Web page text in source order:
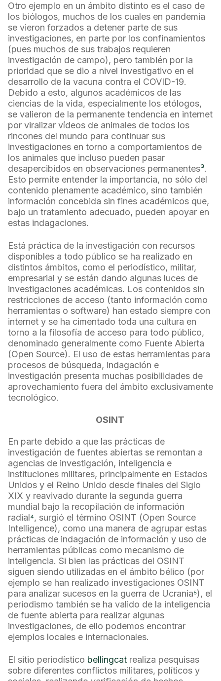
Otro ejemplo en un ámbito distinto es el caso de
los biólogos, muchos de los cuales en pandemia
se vieron forzados a detener parte de sus
investigaciones, en parte por los confinamientos
(pues muchos de sus trabajos requieren
investigación de campo), pero también por la
prioridad que se dio a nivel investigativo en el
desarrollo de la vacuna contra el COVID-19.
Debido a esto, algunos académicos de las
ciencias de la vida, especialmente los etólogos,
se valieron de la permanente tendencia en internet
por viralizar vídeos de animales de todos los
rincones del mundo para continuar sus
investigaciones en torno a comportamientos de
los animales que incluso pueden pasar
desapercibidos en observaciones permanentes³.
Esto permite entender la importancia, no sólo del
contenido plenamente académico, sino también
información concebida sin fines académicos que,
bajo un tratamiento adecuado, pueden apoyar en
estas indagaciones.
Está práctica de la investigación con recursos
disponibles a todo público se ha realizado en
distintos ámbitos, como el periodístico, militar,
empresarial y se están dando algunas luces de
investigaciones académicas. Los contenidos sin
restricciones de acceso (tanto información como
herramientas o software) han estado siempre con
internet y se ha cimentado toda una cultura en
torno a la filosofía de acceso para todo público,
denominado generalmente como Fuente Abierta
(Open Source). El uso de estas herramientas para
procesos de búsqueda, indagación e
investigación presenta muchas posibilidades de
aprovechamiento fuera del ámbito exclusivamente
tecnológico.
OSINT
En parte debido a que las prácticas de
investigación de fuentes abiertas se remontan a
agencias de investigación, inteligencia e
instituciones militares, principalmente en Estados
Unidos y el Reino Unido desde finales del Siglo
XIX y reavivado durante la segunda guerra
mundial bajo la recopilación de información
radial⁴, surgió el término OSINT (Open Source
Intelligence), como una manera de agrupar estas
prácticas de indagación de información y uso de
herramientas públicas como mecanismo de
inteligencia. Si bien las prácticas del OSINT
siguen siendo utilizadas en el ámbito bélico (por
ejemplo se han realizado investigaciones OSINT
para analizar sucesos en la guerra de Ucrania⁵), el
periodismo también se ha valido de la inteligencia
de fuente abierta para realizar algunas
investigaciones, de ello podemos encontrar
ejemplos locales e internacionales.
El sitio periodístico bellingcat realiza pesquisas
sobre diferentes conflictos militares, políticos y